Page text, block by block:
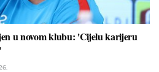
u novom klubu: 'Cijelu karijeru